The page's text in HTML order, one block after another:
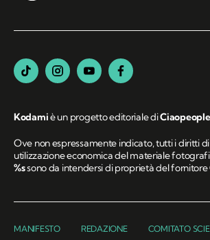
Kodamiè un progetto editoriale diCiaopeople
Ove non espressamente indicato, tutti i diritti
utilizzazione economica del materiale
%ssono da intendersi di proprietà del fornitore
MANIFESTO REDAZIONE COMITATO